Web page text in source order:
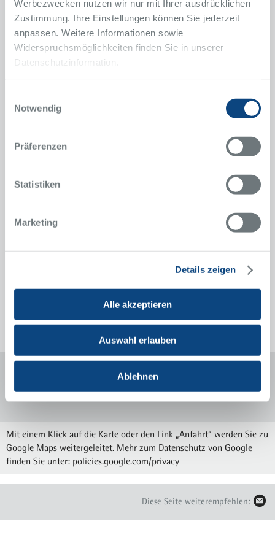
Werbezwecken nutzen wir nur mit Ihrer ausdrücklichen
Zustimmung. Ihre Einstellungen können Sie jederzeit
anpassen. Weitere Informationen sowie
Widerspruchsmöglichkeiten finden Sie in unserer
Datenschutzinformation.
Notwendig
Präferenzen
Statistiken
Marketing
Details zeigen
Alle akzeptieren
Auswahl erlauben
Ablehnen
Kontakt
Ästhetische Chirurgie, Handchirurgie
Steele
45276 Essen
Nicole Schöpp
Telefax0201 805-1172
krankenhaus.de
Sprechstunden und Anmeldung
Mit einem Klick auf die Karte oder den Link „Anfahrt“ werden Sie zu
Google Maps weitergeleitet. Mehr zum Datenschutz von Google
finden Sie unter: policies.google.com/privacy
Diese Seite weiterempfehlen: